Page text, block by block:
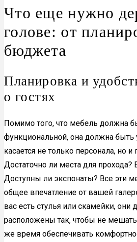
Что еще нужно
голове: от
бюджета
Планировка и
о гостях
Помимо того, что мебель должна
функциональной, она должна быть
касается не только персонала, но и
Достаточно ли места для прохода?
Доступны ли экспонаты? Все эти
общее впечатление от вашей
вас есть стулья или скамейки,
расположены так, чтобы не
же время обеспечивать